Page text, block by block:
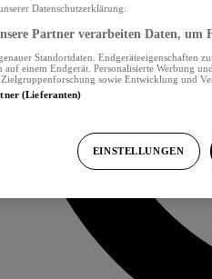
Datenschutzerklärung.
Partner verarbeiten Daten, um
Standortdaten.
einem Endgerät. Personalisierte Werbung
sowie Entwicklung und
(Lieferanten)
EINSTELLUNGEN